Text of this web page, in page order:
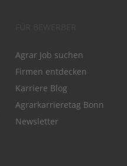
Agrar Job suchen
Firmen entdecken
Karriere Blog
Agrarkarrieretag Bonn
Newsletter